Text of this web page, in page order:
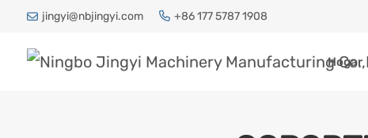
jingyi@nbjingyi.com +86 177 5787 1908
Hogar